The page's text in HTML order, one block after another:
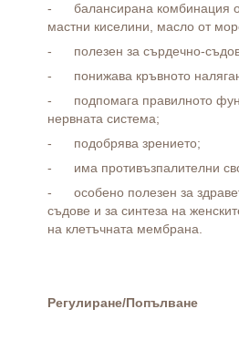
- балансирана комбинация
мастни киселини, масло от
- полезен за сърдечно-
- понижава кръвното
- подпомага правилното
нервната система;
- подобрява зрението;
- има противъзпалителни
- особено полезен за
съдове и за синтеза на
на клетъчната мембрана.
Регулиране/Попълване